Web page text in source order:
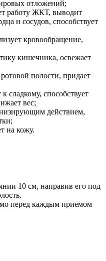
отложений;
работу ЖКТ, выводит
и сосудов, способствует
кровообращение,
кишечника, освежает
полости, придает
сладкому, способствует
вес;
действием,
на кожу.
10 см, направив его под
перед каждым приемом